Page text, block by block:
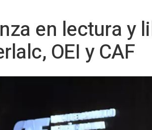
en lectura y
OEI y CAF